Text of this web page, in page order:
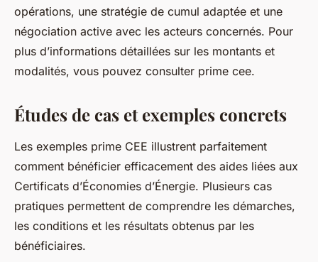
opérations, une stratégie de cumul adaptée et une
négociation active avec les acteurs concernés. Pour
plus d’informations détaillées sur les montants et
modalités, vous pouvez consulter prime cee.
Études de cas et exemples concrets
Les exemples prime CEE illustrent parfaitement
comment bénéficier efficacement des aides liées aux
Certificats d’Économies d’Énergie. Plusieurs cas
pratiques permettent de comprendre les démarches,
les conditions et les résultats obtenus par les
bénéficiaires.